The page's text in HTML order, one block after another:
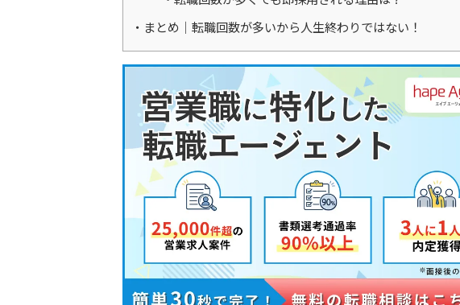
まとめ｜転職回数が多いから人生終わりではない！